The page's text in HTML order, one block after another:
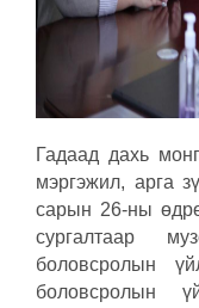
Гадаад дахь
мэргэжил, арга
сарын 26-ны
сургалтаар
боловсролын
боловсролын